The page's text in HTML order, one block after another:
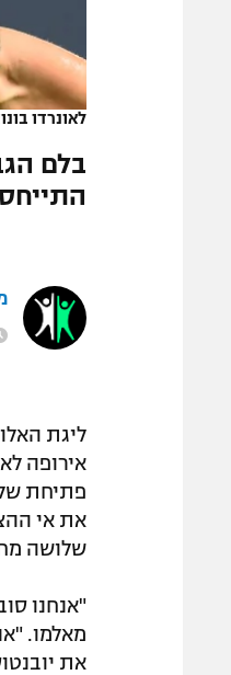
הצטרפות
לוח דרושים –
תגיות
המגזיןלאונרדו
בלם
ליגת
אירופה
פתיחת
את אי
שלושה
"אנחנו
מאלמו.
את